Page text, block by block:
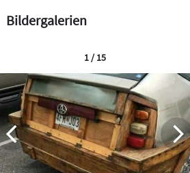
Bildergalerien
1 / 15